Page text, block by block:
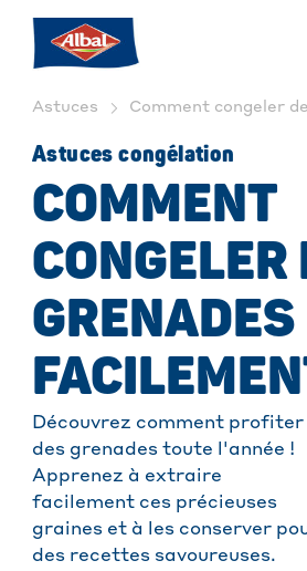
Astuces Comment congeler
Astuces congélation
COMMENT
CONGELER
GRENADES
Découvrez comment profiter
des grenades toute l'année !
Apprenez à extraire
facilement ces précieuses
graines et à les conserver
des recettes savoureuses.